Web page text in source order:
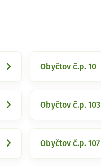
Obyčtov č.p. 10
Obyčtov č.p. 103
Obyčtov č.p. 107